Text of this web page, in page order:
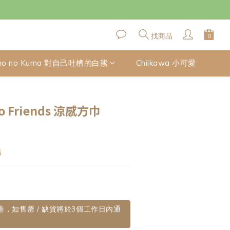
找商品
no Kuma 對自己吐槽的白熊 Chiikawa 小可愛
Friends 涼感方巾
，如售罄 / 缺貨將於3個工作日內通